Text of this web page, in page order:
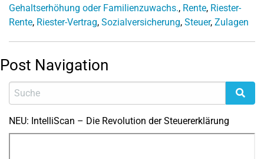
Gehaltserhöhung oder Familienzuwachs., Rente, Riester-
Rente, Riester-Vertrag, Sozialversicherung, Steuer, Zulagen
Post Navigation
NEU: IntelliScan – Die Revolution der Steuererklärung